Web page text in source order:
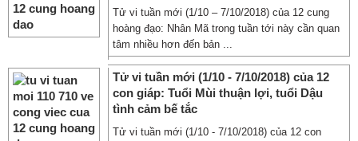
Tử vi tuần mới (1/10 – 7/10/2018) của 12 cung
hoàng đạo: Nhân Mã trong tuần tới này cần quan
tâm nhiều hơn đến bản ...
Tử vi tuần mới (1/10 - 7/10/2018) của 12
con giáp: Tuổi Mùi thuận lợi, tuổi Dậu
tình cảm bế tắc
Tử vi tuần mới (1/10 - 7/10/2018) của 12 con